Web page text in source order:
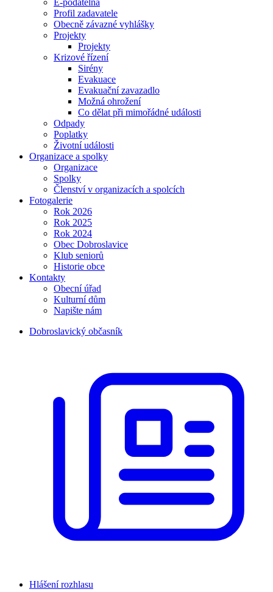
E-podatelna
Profil zadavatele
Obecně závazné vyhlášky
Projekty
Projekty
Krizové řízení
Sirény
Evakuace
Evakuační zavazadlo
Možná ohrožení
Co dělat při mimořádné události
Odpady
Poplatky
Životní události
Organizace a spolky
Organizace
Spolky
Členství v organizacích a spolcích
Fotogalerie
Rok 2026
Rok 2025
Rok 2024
Obec Dobroslavice
Klub seniorů
Historie obce
Kontakty
Obecní úřad
Kulturní dům
Napište nám
Dobroslavický občasník
Hlášení rozhlasu